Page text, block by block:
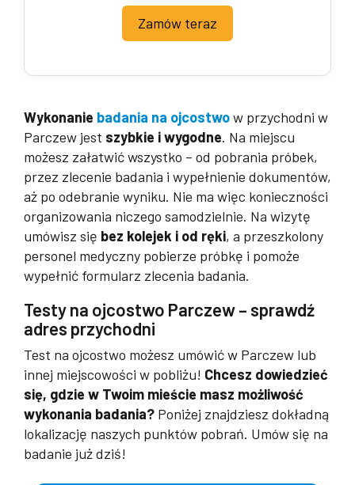
Zamów teraz
Wykonanie badania na ojcostwow przychodni w
Parczew jest szybkie i wygodne. Na miejscu
możesz załatwić wszystko – od pobrania próbek,
przez zlecenie badania i wypełnienie dokumentów,
aż po odebranie wyniku. Nie ma więc konieczności
organizowania niczego samodzielnie. Na wizytę
umówisz się bez kolejek i od ręki, a przeszkolony
personel medyczny pobierze próbkę i pomoże
wypełnić formularz zlecenia badania.
Testy na ojcostwo Parczew – sprawdź
adres przychodni
Test na ojcostwo możesz umówić w Parczew lub
innej miejscowości w pobliżu! Chcesz dowiedzieć
się, gdzie w Twoim mieście masz możliwość
wykonania badania? Poniżej znajdziesz dokładną
lokalizację naszych punktów pobrań. Umów się na
badanie już dziś!